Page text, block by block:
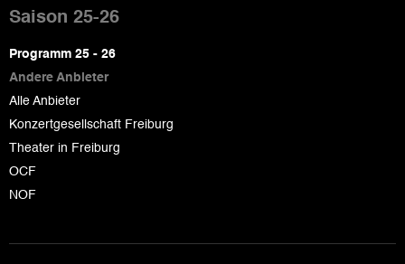
de
page
Saison 25-26
Programm 25 - 26
Andere Anbieter
Alle Anbieter
Konzertgesellschaft Freiburg
Theater in Freiburg
OCF
NOF